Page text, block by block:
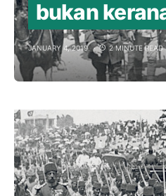
bukan
JANUARY 4, 2019 2 MINUTE READ